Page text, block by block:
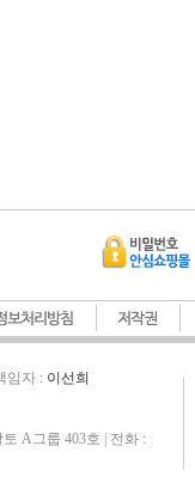
임자 : 이선희
A그룹 403호 | 전화 :